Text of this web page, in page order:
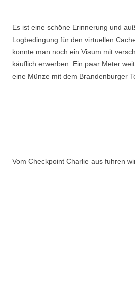
Es ist eine schöne Erinnerung und
Logbedingung für den virtuellen
konnte man noch ein Visum mit
käuflich erwerben. Ein paar Meter
eine Münze mit dem Brandenburger
Vom Checkpoint Charlie aus fuhren